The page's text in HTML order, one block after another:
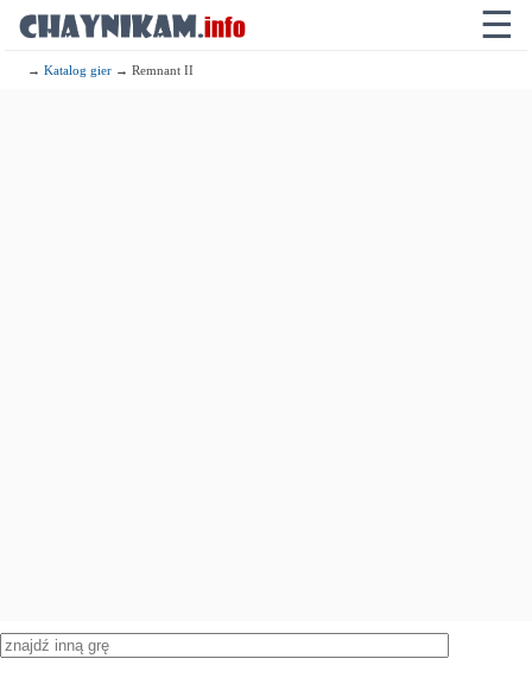
☰
→Katalog gier → Remnant II